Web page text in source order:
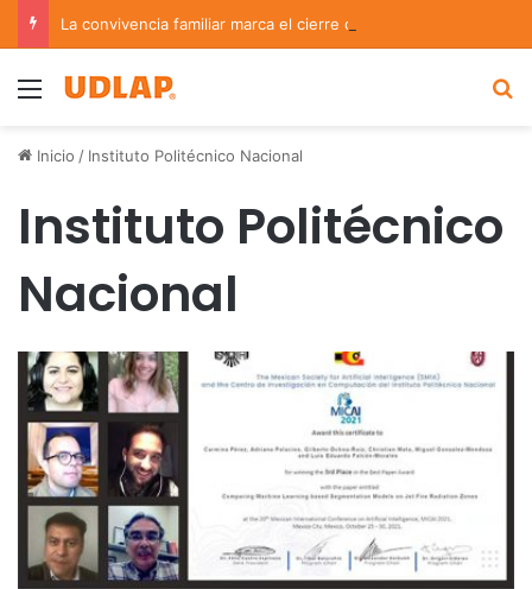
Menu
Inicio / Instituto Politécnico Nacional
Instituto Politécnico
Nacional